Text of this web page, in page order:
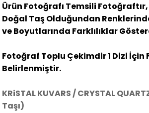
Ürün Fotoğrafı Temsili
Doğal Taş Olduğundan
ve Boyutlarında Farklılıklar
Fotoğraf Toplu Çekimdir 1 Dizi İçin
Belirlenmiştir.
KRiSTAL KUVARS / CRYSTAL
Taşı)